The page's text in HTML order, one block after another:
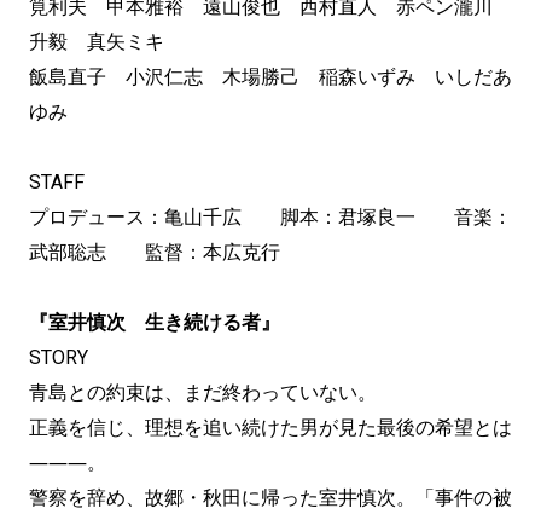
筧利夫 甲本雅裕 遠山俊也 西村直人 赤ペン瀧川
升毅 真矢ミキ
飯島直子 小沢仁志 木場勝己 稲森いずみ いしだあ
ゆみ
STAFF
プロデュース：亀山千広 脚本：君塚良一 音楽：
武部聡志 監督：本広克行
『室井慎次 生き続ける者』
STORY
青島との約束は、まだ終わっていない。
正義を信じ、理想を追い続けた男が見た最後の希望とは
―――。
警察を辞め、故郷・秋田に帰った室井慎次。「事件の被